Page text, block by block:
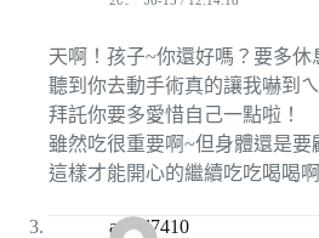
天啊！孩子~你還好嗎？要多休
聽到你去動手術真的讓我嚇到ㄟ
拜託你要多愛惜自己一點啦！
雖然吃很重要啊~但身體還是要
這樣才能開心的繼續吃吃喝喝
angel7410